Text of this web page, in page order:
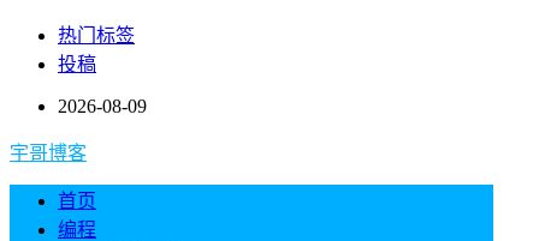
热门标签
投稿
2026-08-09
宇哥博客
首页
编程